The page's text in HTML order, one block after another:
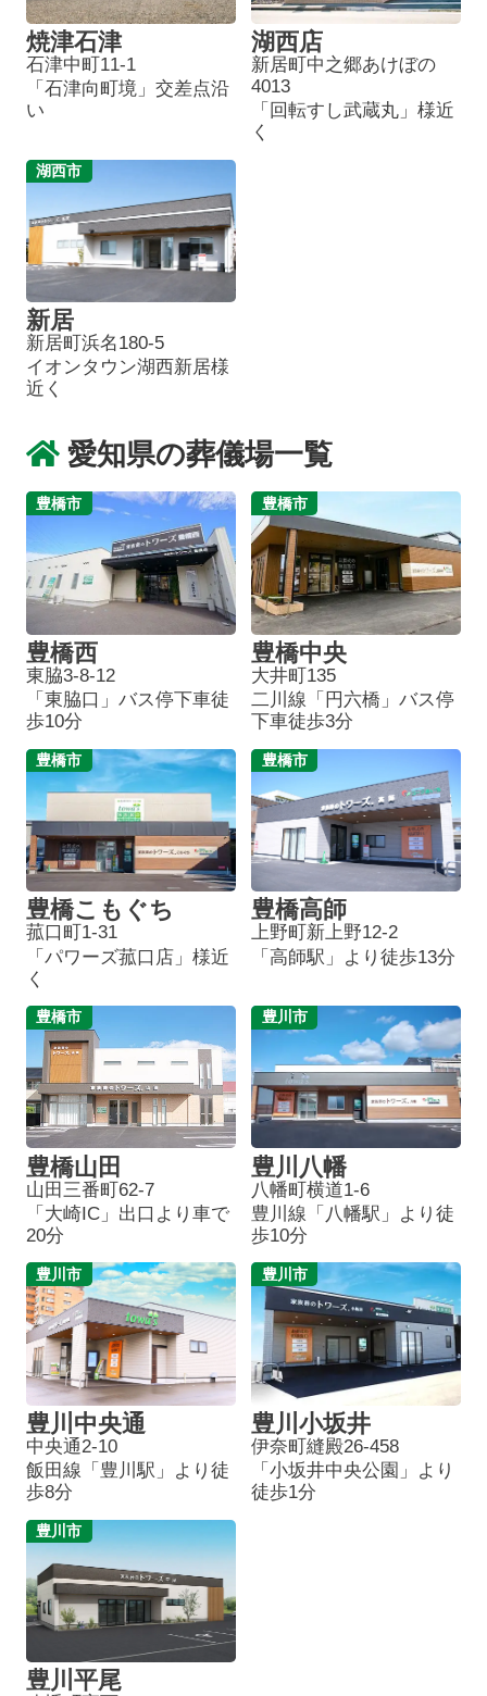
焼津石津
石津中町11-1
「石津向町境」交差点沿
い
湖西店
新居町中之郷あけぼの
4013
「回転すし武蔵丸」様近
く
湖西市
新居
新居町浜名180-5
イオンタウン湖西新居様
近く
愛知県の葬儀場一覧
豊橋市
豊橋西
東脇3-8-12
「東脇口」バス停下車徒
歩10分
豊橋市
豊橋中央
大井町135
二川線「円六橋」バス停
下車徒歩3分
豊橋市
豊橋こもぐち
菰口町1-31
「パワーズ菰口店」様近
く
豊橋市
豊橋高師
上野町新上野12-2
「高師駅」より徒歩13分
豊橋市
豊橋山田
山田三番町62-7
「大崎IC」出口より車で
20分
豊川市
豊川八幡
八幡町横道1-6
豊川線「八幡駅」より徒
歩10分
豊川市
豊川中央通
中央通2-10
飯田線「豊川駅」より徒
歩8分
豊川市
豊川小坂井
伊奈町縫殿26-458
「小坂井中央公園」より
徒歩1分
豊川市
豊川平尾葬儀プランが